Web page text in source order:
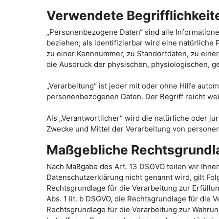
Verwendete
„Personenbezogene Daten“ sind alle
beziehen; als identifizierbar wird eine natürliche
zu einer Kennnummer, zu Standortdaten, zu
die Ausdruck der physischen, physiologischen,
„Verarbeitung“ ist jeder mit oder ohne Hilfe
personenbezogenen Daten. Der Begriff reicht
Als „Verantwortlicher“ wird die natürliche oder
Zwecke und Mittel der Verarbeitung von
Maßgebliche
Nach Maßgabe des Art. 13 DSGVO teilen wir
Datenschutzerklärung nicht genannt wird, gilt
Rechtsgrundlage für die Verarbeitung zur
Abs. 1 lit. b DSGVO, die Rechtsgrundlage für die
Rechtsgrundlage für die Verarbeitung zur